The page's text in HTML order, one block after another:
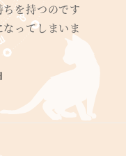
を持つのです
ってしまいま